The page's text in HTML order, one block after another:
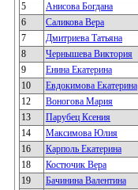
5
Анисова Богдана
6
Саликова Вера
7
Дмитриева Татьяна
8
Чернышева Виктория
9
Енина Екатерина
10
Евдокимова Екатерина
12
Воногова Мария
13
Парубец Ксения
14
Максимова Юлия
16
Карполь Екатерина
18
Костючик Вера
19
Бачинина Валентина